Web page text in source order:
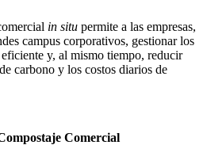
in situ permite a las empresas,
campus corporativos, gestionar los
y, al mismo tiempo, reducir
carbono y los costos diarios de
Comercial